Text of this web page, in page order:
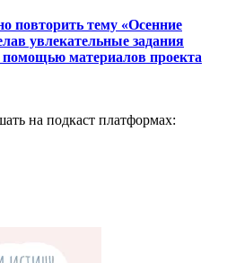
повторить тему «Осенние
увлекательные задания
материалов проекта
на подкаст платформах: